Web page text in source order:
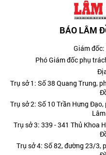
BÁO LÂM
Giám đốc:
Phó Giám đốc phụ
Trụ sở 1: Số 38 Quang Trung,
Trụ sở 2: Số 10 Trần Hưng
Trụ sở 3: 339 - 341 Thủ Khoa
Trụ sở 4: Số 82, đường 23/3,